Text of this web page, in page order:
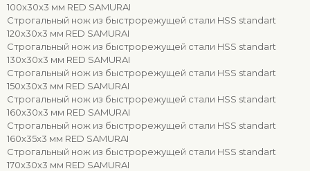
100x30x3 мм RED SAMURAI
Строгальный нож из быстрорежущей стали HSS standart
120x30x3 мм RED SAMURAI
Строгальный нож из быстрорежущей стали HSS standart
130x30x3 мм RED SAMURAI
Строгальный нож из быстрорежущей стали HSS standart
150x30x3 мм RED SAMURAI
Строгальный нож из быстрорежущей стали HSS standart
160x30x3 мм RED SAMURAI
Строгальный нож из быстрорежущей стали HSS standart
160x35x3 мм RED SAMURAI
Строгальный нож из быстрорежущей стали HSS standart
170x30x3 мм RED SAMURAI